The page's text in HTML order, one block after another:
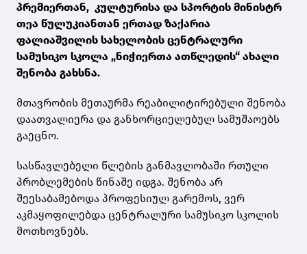
პრემიერთან, კულტურისა და სპორტის მინისტრ
თეა წულუკიანთან ერთად ზაქარია
ფალიაშვილის სახელობის ცენტრალური
სამუსიკო სკოლა „ნიჭიერთა ათწლედის“ ახალი
შენობა გახსნა.
მთავრობის მეთაურმა რეაბილიტირებული შენობა
დაათვალიერა და განხორციელებულ სამუშაოებს
გაეცნო.
სასწავლებელი წლების განმავლობაში რთული
პრობლემების წინაშე იდგა. შენობა არ
შეესაბამებოდა პროფესიულ გარემოს, ვერ
აკმაყოფილებდა ცენტრალური სამუსიკო სკოლის
მოთხოვნებს.